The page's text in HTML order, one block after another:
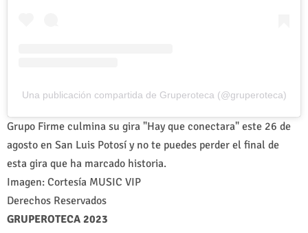
Una publicación compartida de Gruperoteca (@gruperoteca)
Grupo Firme culmina su gira "Hay que conectara" este 26 de
agosto en San Luis Potosí y no te puedes perder el final de
esta gira que ha marcado historia.
Imagen: Cortesía MUSIC VIP
Derechos Reservados
GRUPEROTECA 2023